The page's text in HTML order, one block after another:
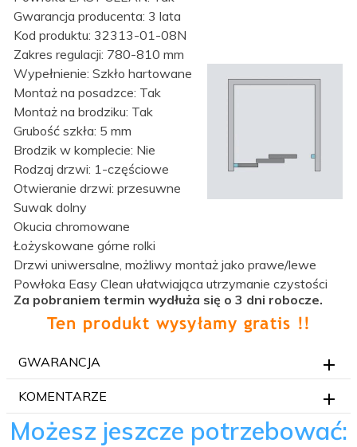
Gwarancja producenta: 3 lata
Kod produktu: 32313-01-08N
Zakres regulacji: 780-810 mm
Wypełnienie: Szkło hartowane
Montaż na posadzce: Tak
Montaż na brodziku: Tak
Grubość szkła: 5 mm
Brodzik w komplecie: Nie
Rodzaj drzwi: 1-częściowe
Otwieranie drzwi: przesuwne
Suwak dolny
Okucia chromowane
Łożyskowane górne rolki
Drzwi uniwersalne, możliwy montaż jako prawe/lewe
Powłoka Easy Clean ułatwiająca utrzymanie czystości
Za pobraniem termin wydłuża się o 3 dni robocze.
GWARANCJA
KOMENTARZE
Możesz jeszcze potrzebować: